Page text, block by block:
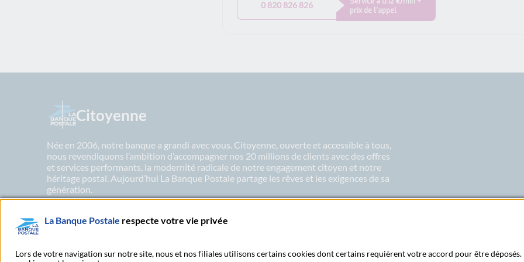
0 820 826 826
prix de l’appel
Citoyenne
Née en 2006, notre banque a grandi avec vous. Citoyenne, ouverte et accessible à tous,
nous revendiquons l’ambition d’accompagner nos 20 millions de clients avec des offres
et services performants, la modernité radicale de notre engagement citoyen et notre
héritage postal. Aujourd’hui La Banque Postale partage les rêves et les exigences de sa
génération.
En savoir plus sur nos engagements
La Banque Postale respecte votre vie privée
Lors de votre navigation sur notre site, nous et nos filiales utilisons certains cookies dont certains requièrent votre accord pour être déposés.